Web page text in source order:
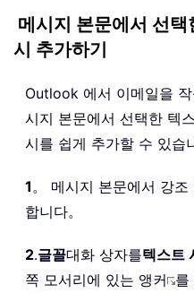
메시지 본문에서 선
시 추가하기
Outlook 에서 이메일을
시지 본문에서 선택한 텍
시를 쉽게 추가할 수 있습
1。 메시지 본문에서 강
합니다。
2.글꼴대화 상자를텍스트
쪽 모서리에 있는 앵커 를